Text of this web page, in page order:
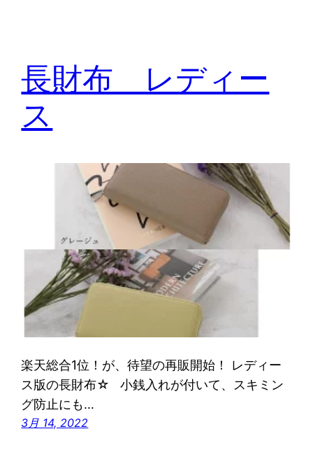
長財布 レディー
ス
楽天総合1位！が、待望の再販開始！ レディー
ス版の長財布☆ 小銭入れが付いて、スキミン
グ防止にも…
3月 14, 2022